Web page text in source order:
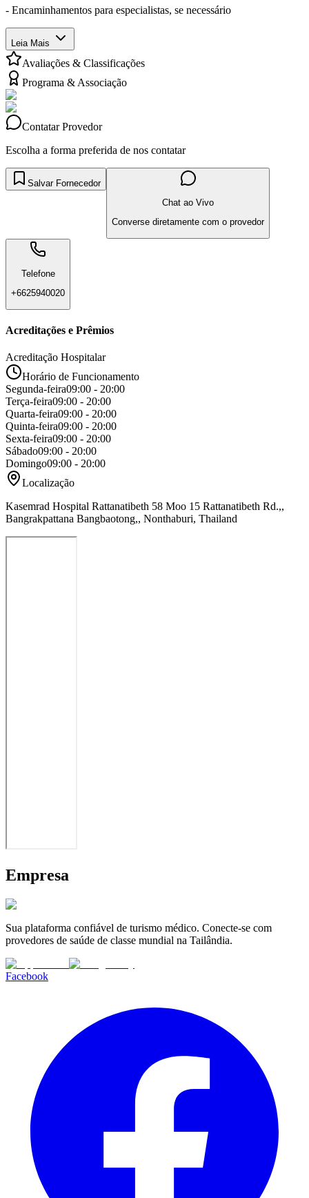
- Encaminhamentos para especialistas, se necessário
Leia Mais
Avaliações & Classificações
Programa & Associação
Contatar Provedor
Escolha a forma preferida de nos contatar
Salvar Fornecedor
Chat ao Vivo
Converse diretamente com o provedor
Telefone
+6625940020
Acreditações e Prêmios
Acreditação Hospitalar
Horário de Funcionamento
Segunda-feira09:00 - 20:00
Terça-feira09:00 - 20:00
Quarta-feira09:00 - 20:00
Quinta-feira09:00 - 20:00
Sexta-feira09:00 - 20:00
Sábado09:00 - 20:00
Domingo09:00 - 20:00
Localização
Kasemrad Hospital Rattanatibeth 58 Moo 15 Rattanatibeth Rd.,,
Bangrakpattana Bangbaotong,, Nonthaburi, Thailand
Empresa
Sua plataforma confiável de turismo médico. Conecte-se com
provedores de saúde de classe mundial na Tailândia.
Facebook